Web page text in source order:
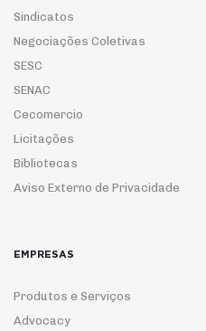
Sindicatos
Negociações Coletivas
SESC
SENAC
Cecomercio
Licitações
Bibliotecas
Aviso Externo de Privacidade
EMPRESAS
Produtos e Serviços
Advocacy